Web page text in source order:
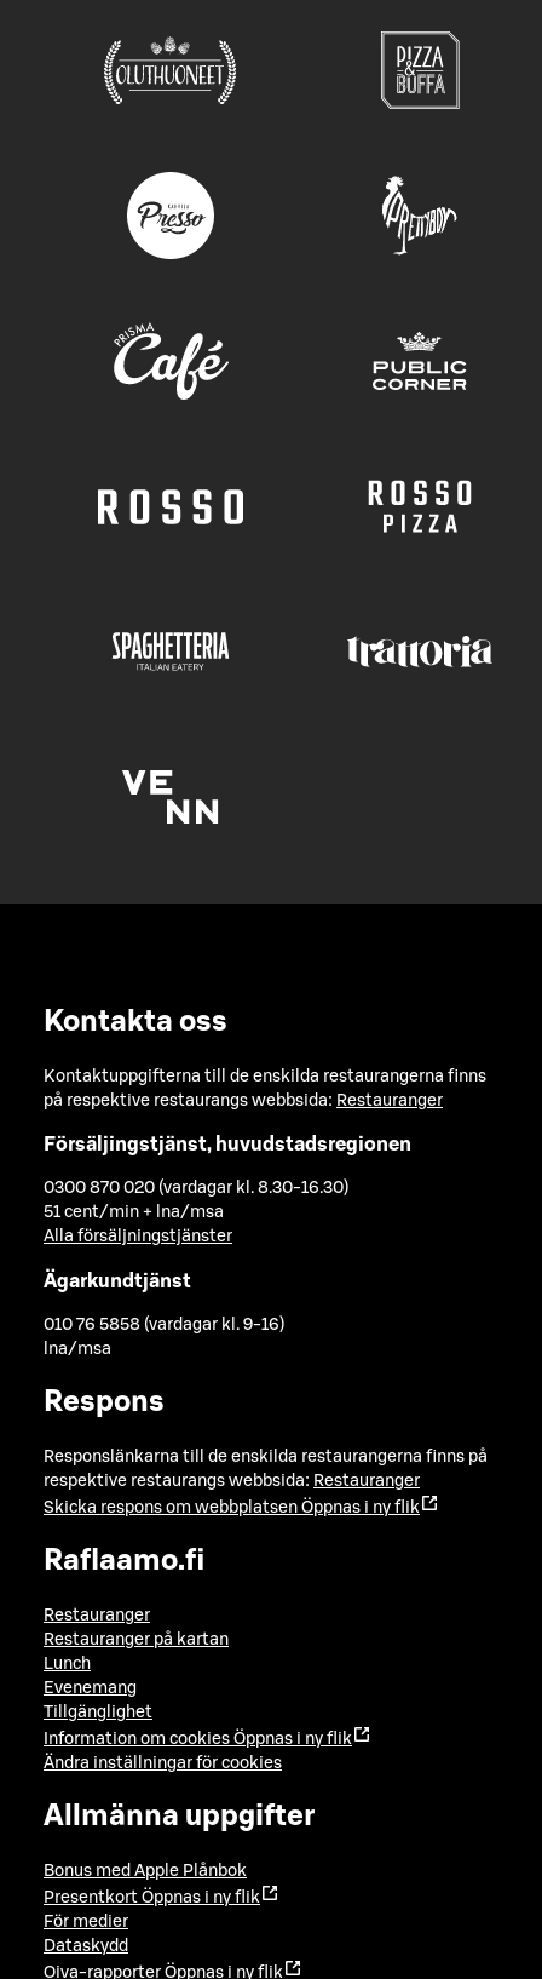
Kontakta oss
Kontaktuppgifterna till de enskilda restaurangerna finns
på respektive restaurangs webbsida: Restauranger
Försäljingstjänst, huvudstadsregionen
0300 870 020 (vardagar kl. 8.30-16.30)
51 cent/min + lna/msa
Alla försäljningstjänster
Ägarkundtjänst
010 76 5858 (vardagar kl. 9-16)
lna/msa
Respons
Responslänkarna till de enskilda restaurangerna finns på
respektive restaurangs webbsida: Restauranger
Skicka respons om webbplatsen Öppnas i ny flik
Raflaamo.fi
Restauranger
Restauranger på kartan
Lunch
Evenemang
Tillgänglighet
Information om cookies Öppnas i ny flik
Ändra inställningar för cookies
Allmänna uppgifter
Bonus med Apple Plånbok
Presentkort Öppnas i ny flik
För medier
Dataskydd
Oiva-rapporter Öppnas i ny flik